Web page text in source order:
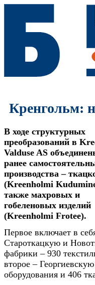
Кренгольм:
В ходе структурных
преобразований в
Valduse AS
ранее
производства –
(Kreenholmi
также махровых и
гобеленовых изделий
(Kreenholmi Frotee).
Первое включает в
Староткацкую и
фабрики – 930
второе –
оборудования и 406